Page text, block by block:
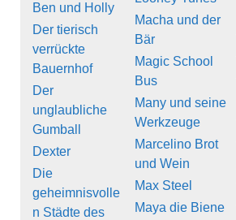
Ben und Holly
Der tierisch
verrückte
Bauernhof
Der
unglaubliche
Gumball
Dexter
Die
geheimnisvolle
n Städte des
Macha und der
Bär
Magic School
Bus
Many und seine
Werkzeuge
Marcelino Brot
und Wein
Max Steel
Maya die Biene